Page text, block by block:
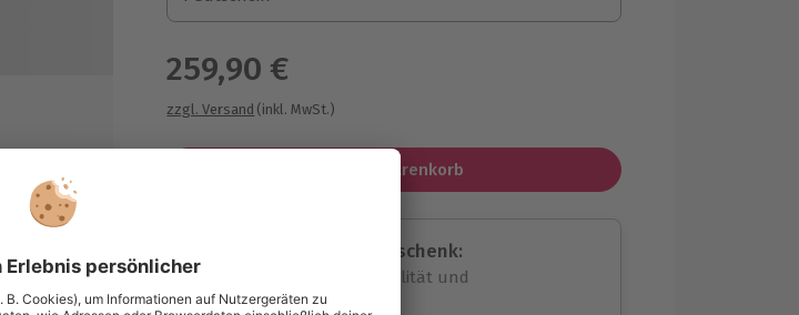
1 Gutschein
259,90 €
zzgl. Versand (inkl. MwSt.)
In den Warenkorb
Immer das passende Geschenk:
Große Auswahl, volle Flexibilität und
maximale Sicherheit